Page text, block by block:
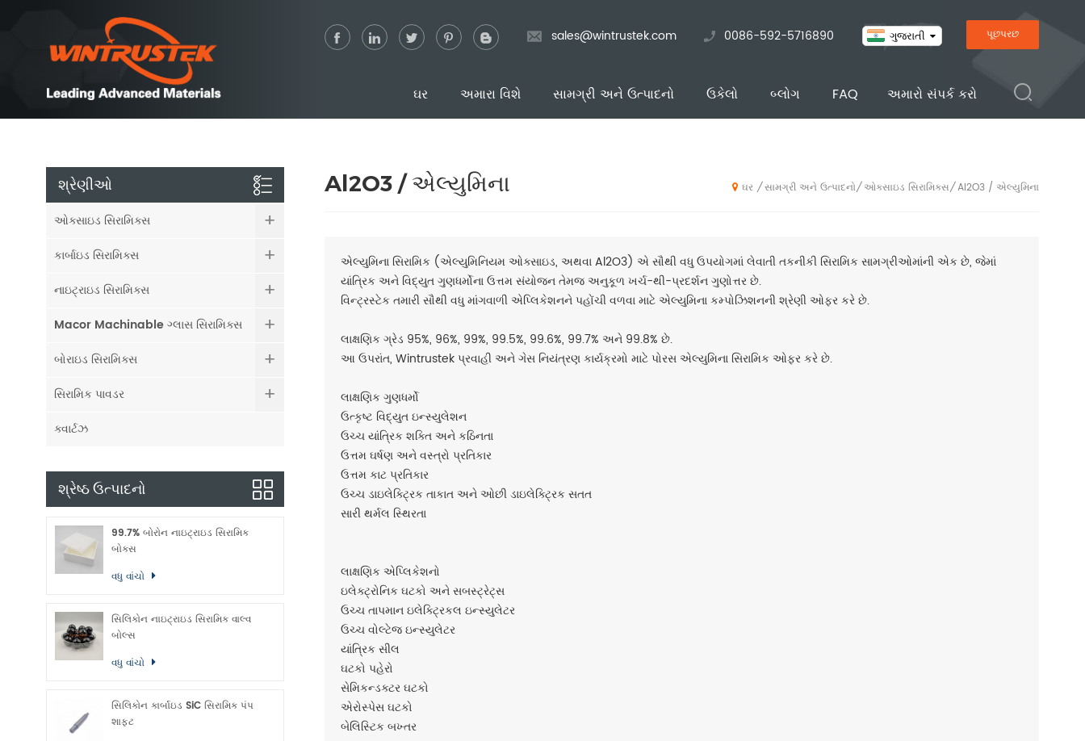
પૂછપરછ
ગુજરાતી
sales@wintrustek.com 0086-592-5716890
ઘર અમારા વિશે સામગ્રી અને ઉત્પાદનો ઉકેલો બ્લોગ FAQ અમારો સંપર્ક કરો
Al2O3 / એલ્યુમિના ઘર / સામગ્રી અને ઉત્પાદનો/ ઓક્સાઇડ સિરામિક્સ/ Al2O3 / એલ્યુમિના
એલ્યુમિના સિરામિક (એલ્યુમિનિયમ ઓક્સાઇડ, અથવા Al2O3) એ સૌથી વધુ ઉપયોગમાં લેવાતી તકનીકી સિરામિક સામગ્રીઓમાંની એક છે, જેમાં
યાંત્રિક અને વિદ્યુત ગુણધર્મોના ઉત્તમ સંયોજન તેમજ અનુકૂળ ખર્ચ-થી-પ્રદર્શન ગુણોત્તર છે.
વિન્ટ્રસ્ટેક તમારી સૌથી વધુ માંગવાળી એપ્લિકેશનને પહોંચી વળવા માટે એલ્યુમિના કમ્પોઝિશનની શ્રેણી ઓફર કરે છે.
લાક્ષણિક ગ્રેડ 95%, 96%, 99%, 99.5%, 99.6%, 99.7% અને 99.8% છે.
આ ઉપરાંત, Wintrustek પ્રવાહી અને ગેસ નિયંત્રણ કાર્યક્રમો માટે પોરસ એલ્યુમિના સિરામિક ઓફર કરે છે.
લાક્ષણિક ગુણધર્મો
ઉત્કૃષ્ટ વિદ્યુત ઇન્સ્યુલેશન
ઉચ્ચ યાંત્રિક શક્તિ અને કઠિનતા
ઉત્તમ ઘર્ષણ અને વસ્ત્રો પ્રતિકાર
ઉત્તમ કાટ પ્રતિકાર
ઉચ્ચ ડાઇલેક્ટ્રિક તાકાત અને ઓછી ડાઇલેક્ટ્રિક સતત
સારી થર્મલ સ્થિરતા
લાક્ષણિક એપ્લિકેશનો
ઇલેક્ટ્રોનિક ઘટકો અને સબસ્ટ્રેટ્સ
ઉચ્ચ તાપમાન ઇલેક્ટ્રિકલ ઇન્સ્યુલેટર
ઉચ્ચ વોલ્ટેજ ઇન્સ્યુલેટર
યાંત્રિક સીલ
ઘટકો પહેરો
સેમિકન્ડક્ટર ઘટકો
એરોસ્પેસ ઘટકો
બેલિસ્ટિક બખ્તર
શ્રેણીઓ
ઓક્સાઇડ સિરામિક્સ
કાર્બાઇડ સિરામિક્સ
નાઇટ્રાઇડ સિરામિક્સ
Macor Machinable ગ્લાસ સિરામિક્સ
બોરાઇડ સિરામિક્સ
સિરામિક પાવડર
ક્વાર્ટઝ
શ્રેષ્ઠ ઉત્પાદનો
99.7% બોરોન નાઇટ્રાઇડ સિરામિક
બોક્સ
વધુ વાંચો
સિલિકોન નાઇટ્રાઇડ સિરામિક વાલ્વ
બોલ્સ
વધુ વાંચો
સિલિકોન કાર્બાઇડ SiC સિરામિક પંપ
શાફ્ટ